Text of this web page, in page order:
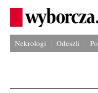
Nekrologi Odeszli